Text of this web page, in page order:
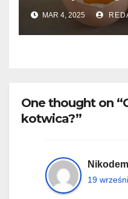
warto znać!
MAR 4, 2025
One thought on
kotwica?”
Nikodem
19